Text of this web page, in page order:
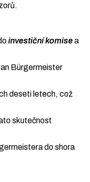
investiční komisea
Bürgermeister
deseti letech, což
skutečnost
do shora